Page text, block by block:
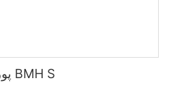
پورت روغن موتور هیدرولیک BMH S